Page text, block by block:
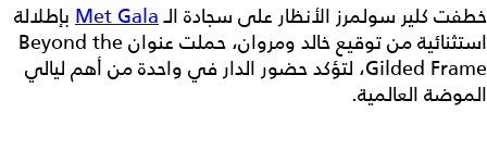
خطفت كلير سولمرز الأنظار على سجادة الـMet Gala بإطلالة
استثنائية من توقيع خالد ومروان، حملت عنوان Beyond the
Gilded Frame، لتؤكد حضور الدار في واحدة من أهم ليالي
الموضة العالمية.